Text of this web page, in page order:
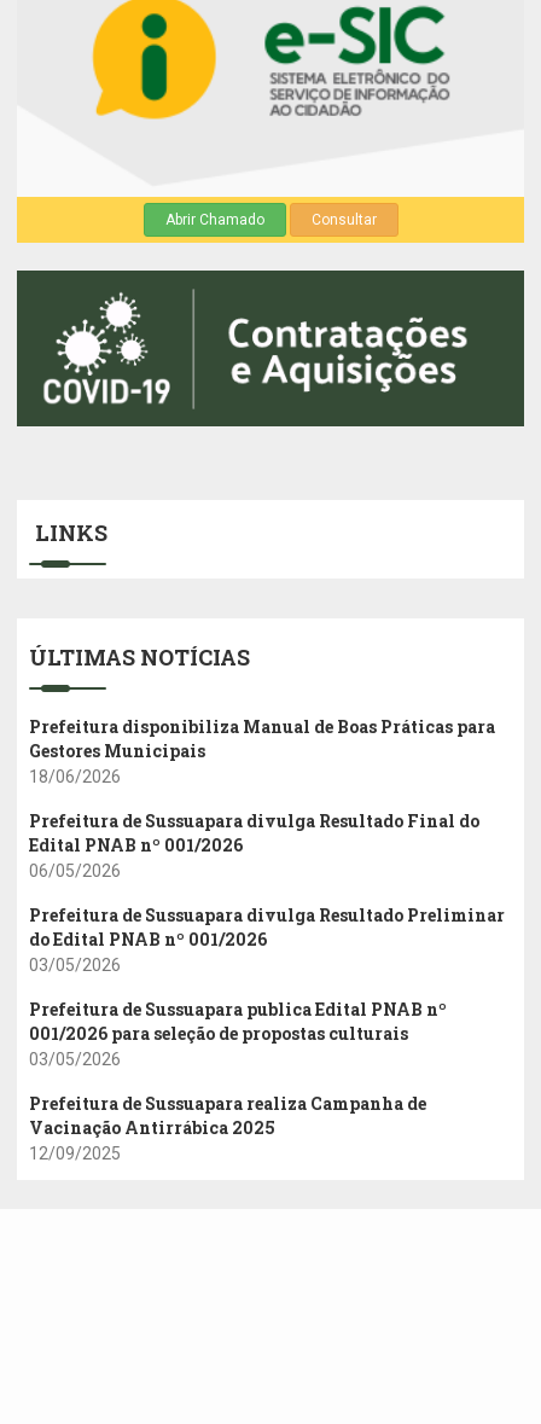
Abrir Chamado Consultar
LINKS
ÚLTIMAS NOTÍCIAS
Prefeitura disponibiliza Manual de Boas Práticas para
Gestores Municipais
18/06/2026
Prefeitura de Sussuapara divulga Resultado Final do
Edital PNAB nº 001/2026
06/05/2026
Prefeitura de Sussuapara divulga Resultado Preliminar
do Edital PNAB nº 001/2026
03/05/2026
Prefeitura de Sussuapara publica Edital PNAB nº
001/2026 para seleção de propostas culturais
03/05/2026
Prefeitura de Sussuapara realiza Campanha de
Vacinação Antirrábica 2025
12/09/2025